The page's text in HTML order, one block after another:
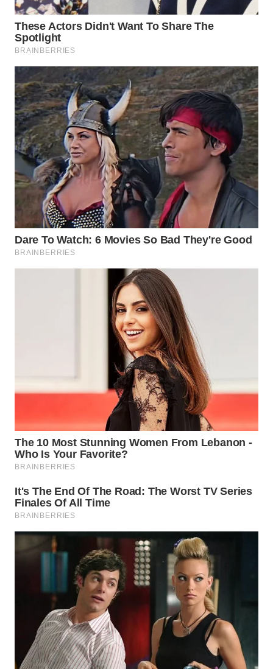
WAHANA
LISTRIK
WAHANA
TRAVEL
WAHANA
TV
WAHANANEWS
ID
WAHANANEWS
CO ID
WAHANANEWS
NET
WAHANA
WAHANA
PERSONA
OTOMOTIF
HEALTH
WISATA
LAPAK
WAHANA